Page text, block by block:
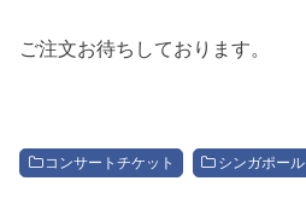
ご注文お待ちしております。
コンサートチケット シンガポール